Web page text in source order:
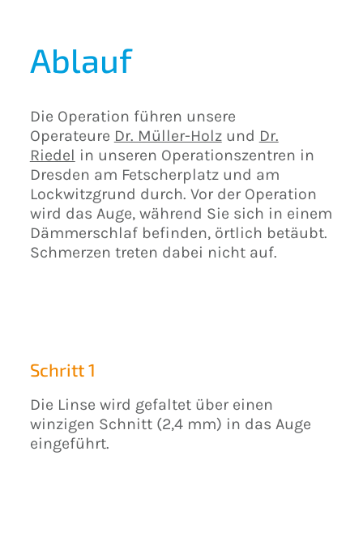
Ablauf
Die Operation führen unsere
Operateure Dr. Müller-Holzund Dr.
Riedel in unseren Operationszentren in
Dresden am Fetscherplatz und am
Lockwitzgrund durch. Vor der Operation
wird das Auge, während Sie sich in einem
Dämmerschlaf befinden, örtlich betäubt.
Schmerzen treten dabei nicht auf.
Schritt 1
Die Linse wird gefaltet über einen
winzigen Schnitt (2,4 mm) in das Auge
eingeführt.